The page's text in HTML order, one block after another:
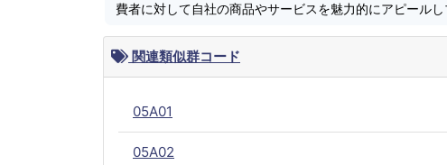
費者に対して自社の商品やサービスを魅力的にアピール
関連類似群コード
05A01
05A02